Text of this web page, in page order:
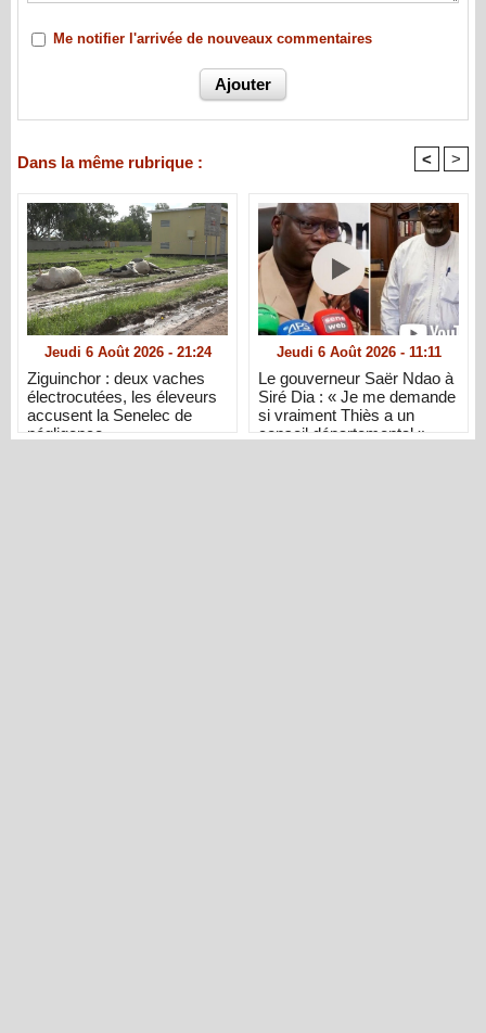
Me notifier l'arrivée de nouveaux commentaires
Dans la même rubrique : < >
Jeudi 6 Août 2026 - 21:24
Ziguinchor : deux vaches
électrocutées, les éleveurs
accusent la Senelec de
négligence
Jeudi 6 Août 2026 - 11:11
Le gouverneur Saër Ndao à
Siré Dia : « Je me demande
si vraiment Thiès a un
conseil départemental »